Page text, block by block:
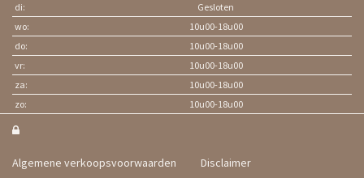
di:
Gesloten
wo:
10u00-18u00
do:
10u00-18u00
vr:
10u00-18u00
za:
10u00-18u00
zo:
10u00-18u00

Algemene verkoopsvoorwaarden Disclaimer